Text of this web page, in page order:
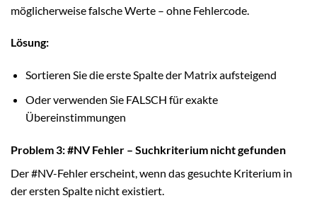
möglicherweise falsche Werte – ohne Fehlercode.
Lösung:
Sortieren Sie die erste Spalte der Matrix aufsteigend
Oder verwenden Sie FALSCH für exakte
Übereinstimmungen
Problem 3: #NV Fehler – Suchkriterium nicht gefunden
Der #NV-Fehler erscheint, wenn das gesuchte Kriterium in
der ersten Spalte nicht existiert.